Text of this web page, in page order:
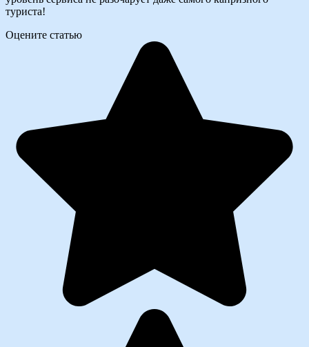
туриста!
Оцените статью